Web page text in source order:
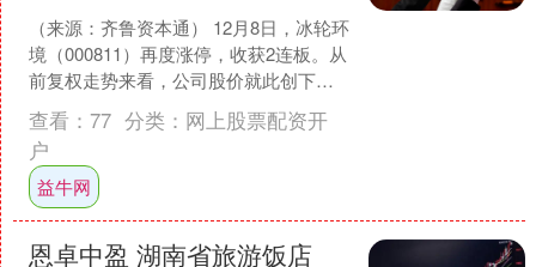
（来源：齐鲁资本通） 12月8日，冰轮环
境（000811）再度涨停，收获2连板。从
前复权走势来看，公司股价就此创下历
史新高。 接下来的问题是，公司股价是
否就此打....
查看： 77 分类： 网上股票配资开
户
益牛网
恩卓中盈 湖南省旅游饭店